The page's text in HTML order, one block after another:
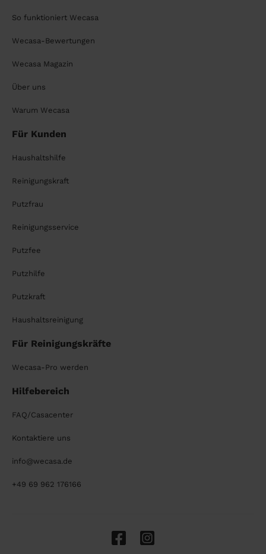
So funktioniert Wecasa
Wecasa-Bewertungen
Wecasa Magazin
Über uns
Warum Wecasa
Für Kunden
Haushaltshilfe
Reinigungskraft
Putzfrau
Reinigungsservice
Putzfee
Putzhilfe
Putzkraft
Haushaltsreinigung
Für Reinigungskräfte
Wecasa-Pro werden
Hilfebereich
FAQ/Casacenter
Kontaktiere uns
info@wecasa.de
+49 69 962 176166